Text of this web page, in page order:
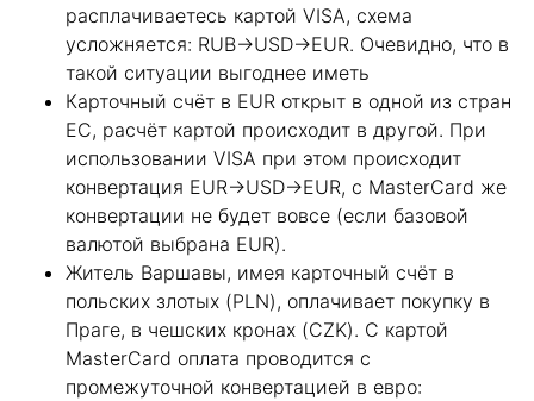
расплачиваетесь картой VISA, схема
усложняется: RUB→USD→EUR. Очевидно, что в
такой ситуации выгоднее иметь
Карточный счёт в EUR открыт в одной из стран
ЕС, расчёт картой происходит в другой. При
использовании VISA при этом происходит
конвертация EUR→USD→EUR, с MasterCard же
конвертации не будет вовсе (если базовой
валютой выбрана EUR).
Житель Варшавы, имея карточный счёт в
польских злотых (PLN), оплачивает покупку в
Праге, в чешских кронах (CZK). С картой
MasterCard оплата проводится с
промежуточной конвертацией в евро: